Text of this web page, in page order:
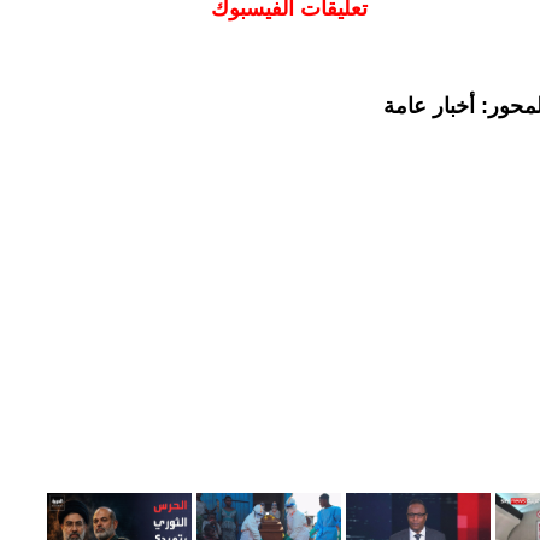
تعليقات الفيسبوك
أخبار عامة